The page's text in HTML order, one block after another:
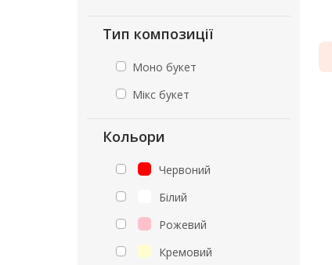
Тип композиції
Моно букет
Мікс букет
Кольори
Червоний
Білий
Рожевий
Кремовий